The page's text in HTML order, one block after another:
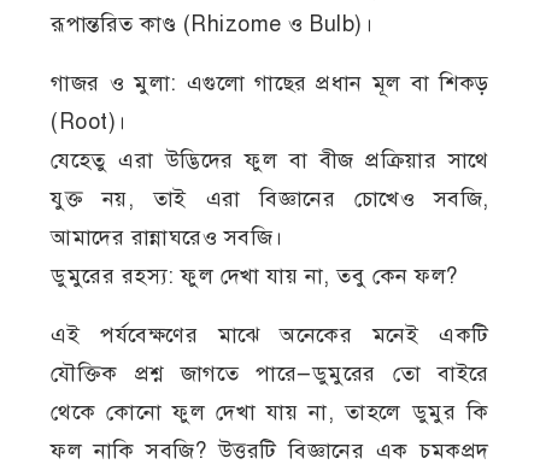
রূপান্তরিত কাণ্ড (Rhizome ও Bulb)।
গাজর ও মুলা: এগুলো গাছের প্রধান মূল বা শিকড়
(Root)।
যেহেতু এরা উদ্ভিদের ফুল বা বীজ প্রক্রিয়ার সাথে
যুক্ত নয়, তাই এরা বিজ্ঞানের চোখেও সবজি,
আমাদের রান্নাঘরেও সবজি।
ডুমুরের রহস্য: ফুল দেখা যায় না, তবু কেন ফল?
এই পর্যবেক্ষণের মাঝে অনেকের মনেই একটি
যৌক্তিক প্রশ্ন জাগতে পারে—ডুমুরের তো বাইরে
থেকে কোনো ফুল দেখা যায় না, তাহলে ডুমুর কি
ফল নাকি সবজি? উত্তরটি বিজ্ঞানের এক চমকপ্রদ